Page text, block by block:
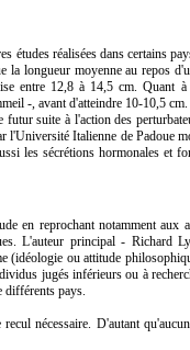
études réalisées dans certains
la longueur moyenne au repos
entre 12,8 à 14,5 cm. Quant
-, avant d'atteindre 10-10,5 cm.
suite à l'action des
l'Université Italienne de Padoue
les sécrétions hormonales et
en reprochant notamment aux
L'auteur principal - Richard
(idéologie ou attitude
jugés inférieurs ou à
différents pays.
nécessaire. D'autant